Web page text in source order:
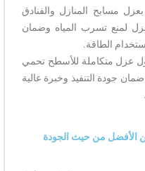
مسابح المنازل والفنادق
لمنع تسرب المياه وضمان
الطاقة.
عزل متكاملة للأسطح تحمي
جودة التنفيذ وخبرة عالية
الأفضل من حيث الجودة